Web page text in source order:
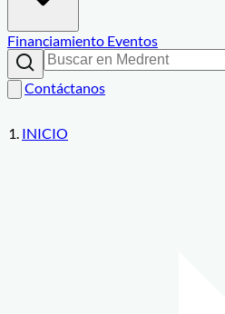
Financiamiento Eventos
Contáctanos
INICIO